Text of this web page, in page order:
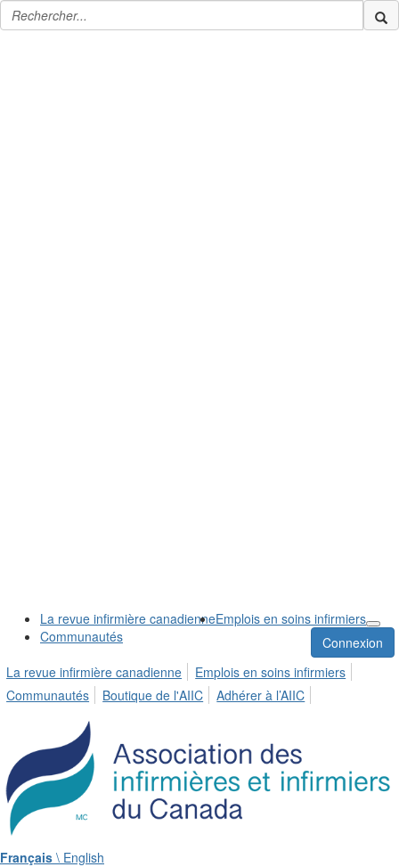
La revue infirmière canadienneEmplois en soins infirmiers
Communautés
Connexion
La revue infirmière canadienne
Emplois en soins infirmiers
Communautés
Boutique de l'AIIC Adhérer à l’AIIC
Français \ English